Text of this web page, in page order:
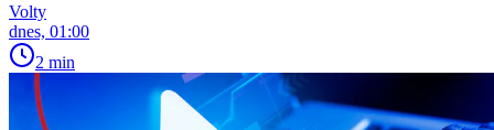
Volty
dnes, 01:00
2 min